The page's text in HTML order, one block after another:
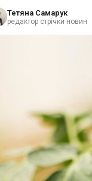
Тетяна Самарук
редактор стрічки новин